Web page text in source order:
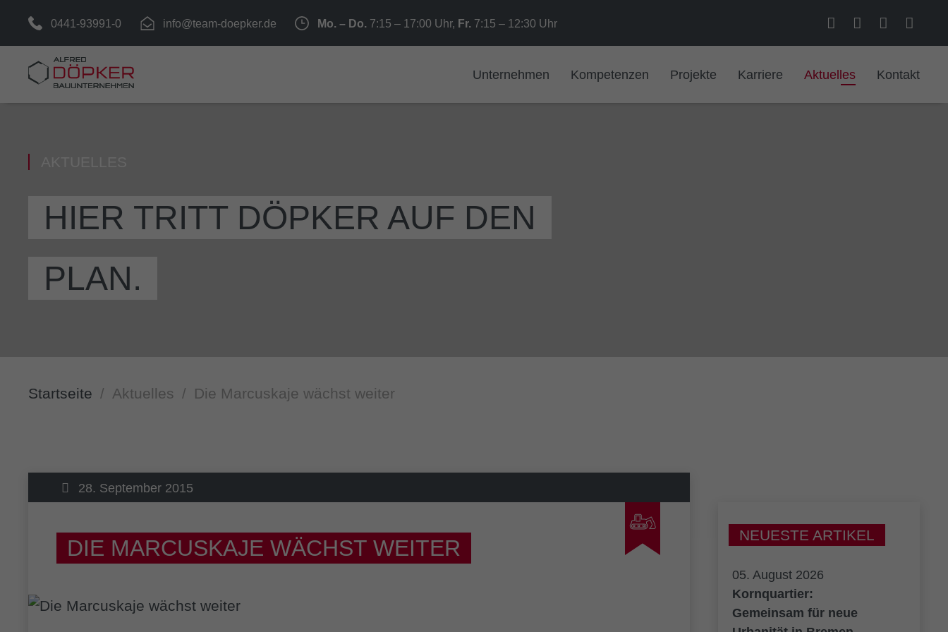
0441-93991-0 info@team-doepker.de Mo. – Do. 7:15 – 17:00 Uhr, Fr. 7:15 – 12:30 Uhr
Unternehmen Kompetenzen Projekte Karriere Aktuelles Kontakt
HIER TRITT DÖPKER AUF DEN
PLAN.
Startseite Aktuelles Die Marcuskaje wächst weiter
28. September 2015
DIE MARCUSKAJE WÄCHST WEITER
NEUESTE ARTIKEL
05. August 2026
Kornquartier:
Gemeinsam für neue